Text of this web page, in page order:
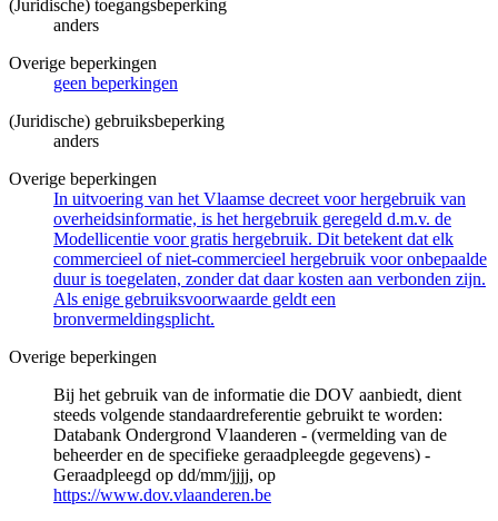
(Juridische) toegangsbeperking
anders
Overige beperkingen
geen beperkingen
(Juridische) gebruiksbeperking
anders
Overige beperkingen
In uitvoering van het Vlaamse decreet voor hergebruik van
overheidsinformatie, is het hergebruik geregeld d.m.v. de
Modellicentie voor gratis hergebruik. Dit betekent dat elk
commercieel of niet-commercieel hergebruik voor onbepaalde
duur is toegelaten, zonder dat daar kosten aan verbonden zijn.
Als enige gebruiksvoorwaarde geldt een
bronvermeldingsplicht.
Overige beperkingen
Bij het gebruik van de informatie die DOV aanbiedt, dient
steeds volgende standaardreferentie gebruikt te worden:
Databank Ondergrond Vlaanderen - (vermelding van de
beheerder en de specifieke geraadpleegde gegevens) -
Geraadpleegd op dd/mm/jjjj, op
https://www.dov.vlaanderen.be